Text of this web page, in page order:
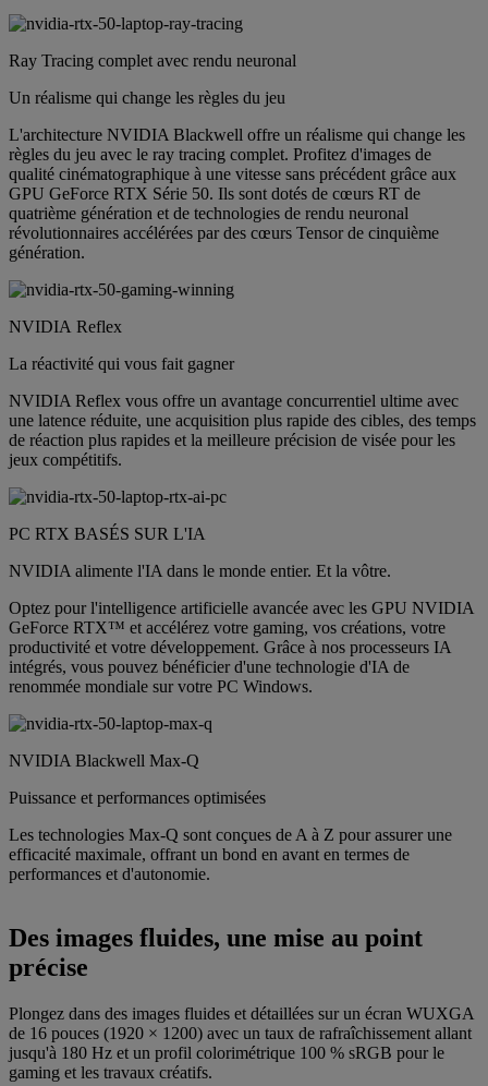
Ray Tracing complet avec rendu neuronal
Un réalisme qui change les règles du jeu
L'architecture NVIDIA Blackwell offre un réalisme qui change les
règles du jeu avec le ray tracing complet. Profitez d'images de
qualité cinématographique à une vitesse sans précédent grâce aux
GPU GeForce RTX Série 50. Ils sont dotés de cœurs RT de
quatrième génération et de technologies de rendu neuronal
révolutionnaires accélérées par des cœurs Tensor de cinquième
génération.
NVIDIA Reflex
La réactivité qui vous fait gagner
NVIDIA Reflex vous offre un avantage concurrentiel ultime avec
une latence réduite, une acquisition plus rapide des cibles, des temps
de réaction plus rapides et la meilleure précision de visée pour les
jeux compétitifs.
PC RTX BASÉS SUR L'IA
NVIDIA alimente l'IA dans le monde entier. Et la vôtre.
Optez pour l'intelligence artificielle avancée avec les GPU NVIDIA
GeForce RTX™ et accélérez votre gaming, vos créations, votre
productivité et votre développement. Grâce à nos processeurs IA
intégrés, vous pouvez bénéficier d'une technologie d'IA de
renommée mondiale sur votre PC Windows.
NVIDIA Blackwell Max-Q
Puissance et performances optimisées
Les technologies Max-Q sont conçues de A à Z pour assurer une
efficacité maximale, offrant un bond en avant en termes de
performances et d'autonomie.
Des images fluides, une mise au point
précise
Plongez dans des images fluides et détaillées sur un écran WUXGA
de 16 pouces (1920 × 1200) avec un taux de rafraîchissement allant
jusqu'à 180 Hz et un profil colorimétrique 100 % sRGB pour le
gaming et les travaux créatifs.